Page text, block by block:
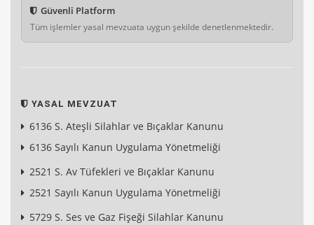
Güvenli Platform
Tüm işlemler yasal mevzuata uygun şekilde denetlenmektedir.
YASAL MEVZUAT
6136 S. Ateşli Silahlar ve Bıçaklar Kanunu
6136 Sayılı Kanun Uygulama Yönetmeliği
2521 S. Av Tüfekleri ve Bıçaklar Kanunu
2521 Sayılı Kanun Uygulama Yönetmeliği
5729 S. Ses ve Gaz Fişeği Silahlar Kanunu